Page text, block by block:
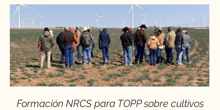
Formación NRCS para TOPP sobre cultivos